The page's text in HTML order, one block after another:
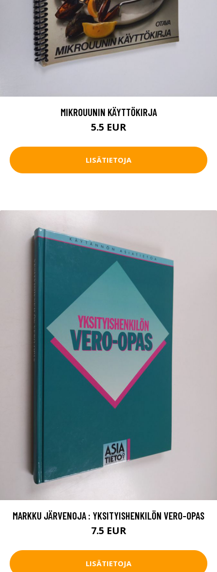
MIKROUUNIN KÄYTTÖKIRJA
5.5 EUR
LISÄTIETOJA
MARKKU JÄRVENOJA : YKSITYISHENKILÖN VERO-OPAS
7.5 EUR
LISÄTIETOJA